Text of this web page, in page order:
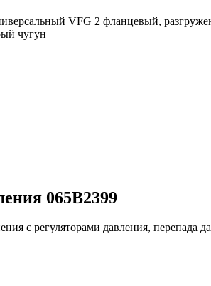
VFG 2 фланцевый,
чугун
065B2399
с регуляторами давления, перепада